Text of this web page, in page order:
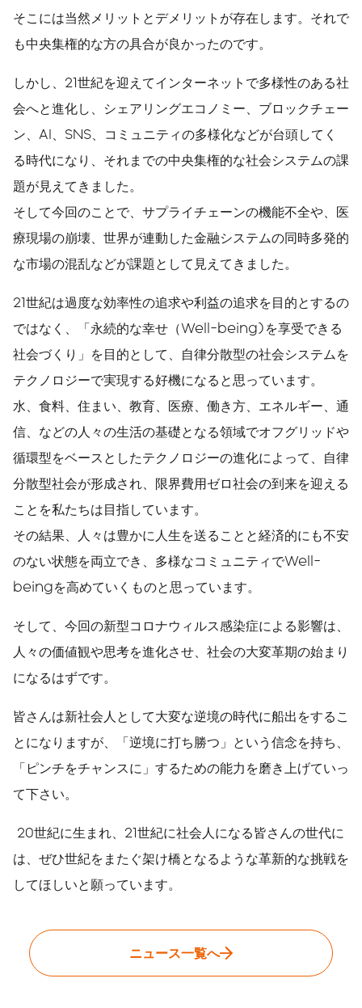
そこには当然メリットとデメリットが存在します。それで
も中央集権的な方の具合が良かったのです。
しかし、21世紀を迎えてインターネットで多様性のある社
会へと進化し、シェアリングエコノミー、ブロックチェー
ン、AI、SNS、コミュニティの多様化などが台頭してく
る時代になり、それまでの中央集権的な社会システムの課
題が見えてきました。
そして今回のことで、サプライチェーンの機能不全や、医
療現場の崩壊、世界が連動した金融システムの同時多発的
な市場の混乱などが課題として見えてきました。
21世紀は過度な効率性の追求や利益の追求を目的とするの
ではなく、「永続的な幸せ（Well-being)を享受できる
社会づくり」を目的として、自律分散型の社会システムを
テクノロジーで実現する好機になると思っています。
水、食料、住まい、教育、医療、働き方、エネルギー、通
信、などの人々の生活の基礎となる領域でオフグリッドや
循環型をベースとしたテクノロジーの進化によって、自律
分散型社会が形成され、限界費用ゼロ社会の到来を迎える
ことを私たちは目指しています。
その結果、人々は豊かに人生を送ることと経済的にも不安
のない状態を両立でき、多様なコミュニティでWell-
beingを高めていくものと思っています。
そして、今回の新型コロナウィルス感染症による影響は、
人々の価値観や思考を進化させ、社会の大変革期の始まり
になるはずです。
皆さんは新社会人として大変な逆境の時代に船出をするこ
とになりますが、「逆境に打ち勝つ」という信念を持ち、
「ピンチをチャンスに」するための能力を磨き上げていっ
て下さい。
20世紀に生まれ、21世紀に社会人になる皆さんの世代に
は、ぜひ世紀をまたぐ架け橋となるような革新的な挑戦を
してほしいと願っています。
ニュース一覧へ